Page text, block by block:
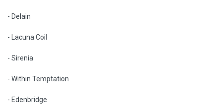
- Delain
- Lacuna Coil
- Sirenia
- Within Temptation
- Edenbridge